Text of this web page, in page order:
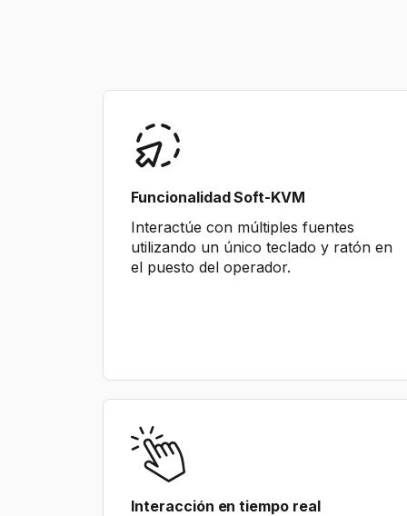
Funcionalidad Soft-KVM
Interactúe con múltiples fuentes
utilizando un único teclado y ratón en
el puesto del operador.
Interacción en tiempo real